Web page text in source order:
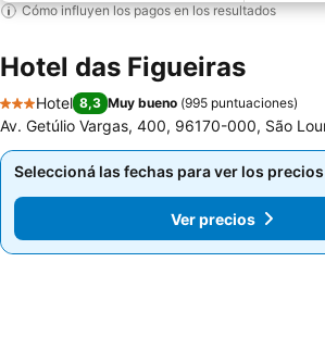
Cómo influyen los pagos en los resultados
Hotel das Figueiras
3 Estrellas
Hotel 8,3 Muy bueno (995 puntuaciones)
Av. Getúlio Vargas, 400, 96170-000, São
Seleccioná las fechas para ver los
Ver precios
Seleccioná las fechas para ver los
Ver precios